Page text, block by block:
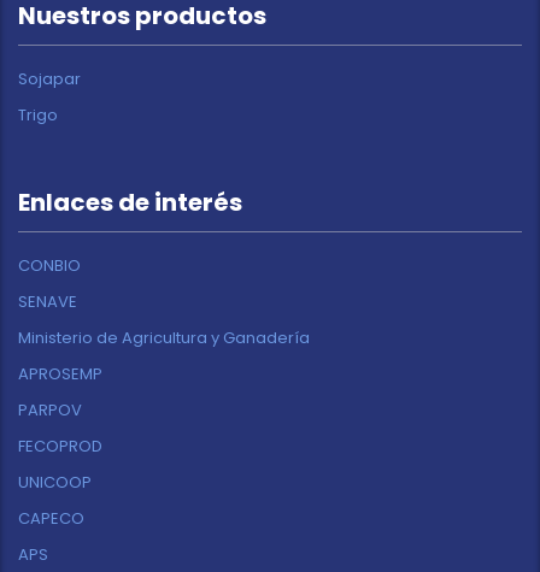
Nuestros productos
Sojapar
Trigo
Enlaces de interés
CONBIO
SENAVE
Ministerio de Agricultura y Ganadería
APROSEMP
PARPOV
FECOPROD
UNICOOP
CAPECO
APS